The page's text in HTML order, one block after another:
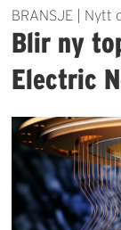
BRANSJE | Nytt
Blir ny
Electric